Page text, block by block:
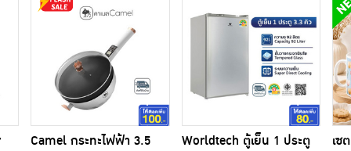
Camel กระทะไฟฟ้า 3.5
Worldtech ตู้เย็น 1 ประตู
เซ